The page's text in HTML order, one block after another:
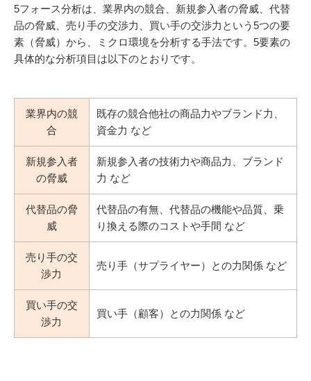
5フォース分析は、業界内の競合、新規参入者の脅威、代替
品の脅威、売り手の交渉力、買い手の交渉力という5つの要
素（脅威）から、ミクロ環境を分析する手法です。5要素の
具体的な分析項目は以下のとおりです。
業界内の競
合
既存の競合他社の商品力やブランド力、
資金力 など
新規参入者
の脅威
新規参入者の技術力や商品力、ブランド
力 など
代替品の脅
威
代替品の有無、代替品の機能や品質、乗
り換える際のコストや手間 など
売り手の交
渉力
売り手（サプライヤー）との力関係 など
買い手の交
渉力
買い手（顧客）との力関係 など